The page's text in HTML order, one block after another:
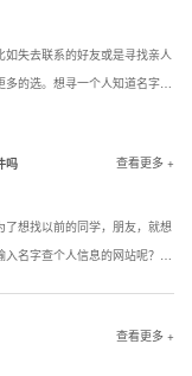
失去联系的好友或是寻找亲人
的选。想寻一个人知道名字该
吗
查看更多 +
想找以前的同学，朋友，就想
名字查个人信息的网站呢？答
查看更多 +